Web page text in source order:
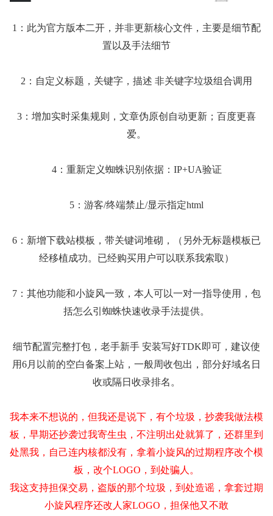
1：此为官方版本二开，并非更新核心文件，主要是细节配
置以及手法细节
2：自定义标题，关键字，描述 非关键字垃圾组合调用
3：增加实时采集规则，文章伪原创自动更新；百度更喜
爱。
4：重新定义蜘蛛识别依据：IP+UA验证
5：游客/终端禁止/显示指定html
6：新增下载站模板，带关键词堆砌，（另外无标题模板已
经移植成功。已经购买用户可以联系我索取）
7：其他功能和小旋风一致，本人可以一对一指导使用，包
括怎么引蜘蛛快速收录手法提供。
细节配置完整打包，老手新手 安装写好TDK即可，建议使
用6月以前的空白备案上站，一般周收包出，部分好域名日
收或隔日收录排名。
我本来不想说的，但我还是说下，有个垃圾，抄袭我做法模
板，早期还抄袭过我寄生虫，不注明出处就算了，还群里到
处黑我，自己连内核都没有，拿着小旋风的过期程序改个模
板，改个LOGO，到处骗人。
我这支持担保交易，盗版的那个垃圾，到处造谣，拿套过期
小旋风程序还改人家LOGO，担保他又不敢